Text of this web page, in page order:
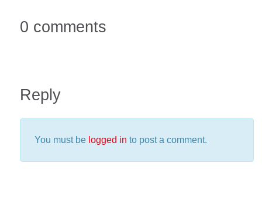
0 comments
Reply
You must be logged in to post a comment.